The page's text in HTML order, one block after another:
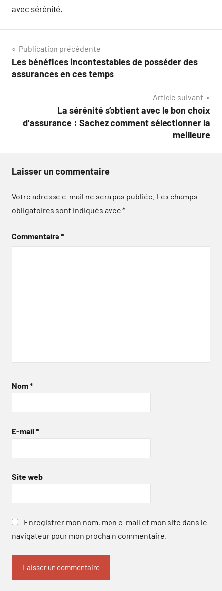
avec sérénité.
Navigation
de
Publication précédente
Les bénéfices incontestables de posséder des
assurances en ces temps
Article suivant
La sérénité s’obtient avec le bon choix
d’assurance : Sachez comment sélectionner la
meilleure
Laisser un commentaire
Votre adresse e-mail ne sera pas publiée. Les champs
obligatoires sont indiqués avec*
Commentaire*
Nom*
E-mail *
Site web
Enregistrer mon nom, mon e-mail et mon site dans le
navigateur pour mon prochain commentaire.